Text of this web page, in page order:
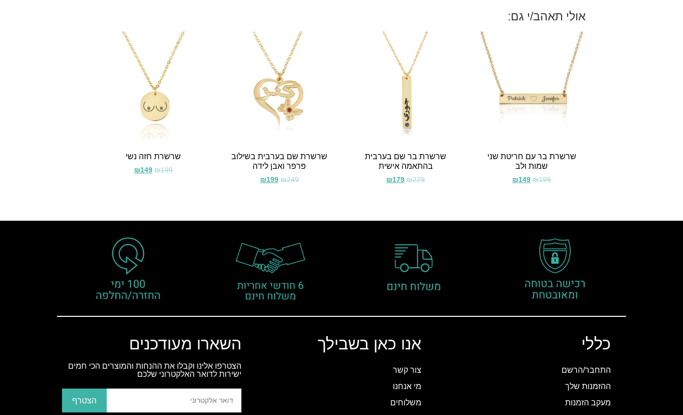
אולי תאהב/י גם:
שרשרת בר עם חריטת שני
שמות ולב
₪199
₪149
שרשרת בר שם בערבית
בהתאמה אישית
₪229
₪179
שרשרת שם בערבית בשילוב
פרפר ואבן לידה
₪249
₪199
שרשרת חזה נשי
₪199
₪149
כללי
התחבר/הרשם
ההזמנות שלך
מעקב הזמנות
אנו כאן בשבילך
צור קשר
מי אנחנו
משלוחים
השארו מעודכנים
הצטרפו אלינו וקבלו את ההנחות והמוצרים הכי חמים
ישירות לדואר האלקטרוני שלכם
הצטרף